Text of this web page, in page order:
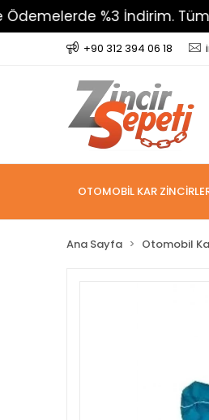
%3 İndirim. Tüm
+90 312 394 06 18
OTOMOBİL KAR
Ana Sayfa Otomobil